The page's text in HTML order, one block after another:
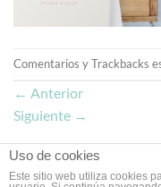
Comentarios y Trackbacks
← Anterior
Siguiente →
Uso de cookies
Este sitio web utiliza cookies